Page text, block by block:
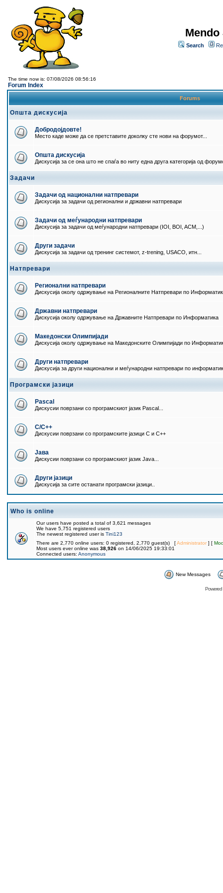
Search
The time now is: 07/08/2026 08:56:16
Forum Index
Forums
Општа дискусија
Добродојдовте!
Место каде може да се претставите доколку сте нови на форумот...
Општа дискусија
Дискусија за се она што не спаѓа во ниту една друга категорија од
Задачи
Задачи од национални натпревари
Дискусија за задачи од регионални и државни натпревари
Задачи од меѓународни натпревари
Дискусија за задачи од меѓународни натпревари (IOI, BOI, ACM,...)
Други задачи
Дискусија за задачи од тренинг системот, z-trening, USACO, итн...
Натпревари
Регионални натпревари
Дискусија околу одржување на Регионалните Натпревари по
Државни натпревари
Дискусија околу одржување на Државните Натпревари по Информатика
Македонски Олимпијади
Дискусија околу одржување на Македонските Олимпијади по
Други натпревари
Дискусија за други национални и меѓународни натпревари по
Програмски јазици
Pascal
Дискусии поврзани со програмскиот јазик Pascal...
C/C++
Дискусии поврзани со програмските јазици C и C++
Јава
Дискусии поврзани со програмскиот јазик Java...
Други јазици
Дискусија за сите останати програмски јазици..
Who is online
Our users have posted a total of 3,621 messages
We have 5,751 registered users
The newest registered user is Tini123
There are 2,770 online users: 0 registered, 2,770 guest(s) [Administrator] [
Most users ever online was 38,926 on 14/06/2025 19:33:01
Connected users: Anonymous
New Messages